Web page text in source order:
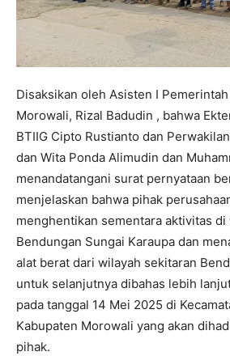
Disaksikan oleh Asisten I
Morowali, Rizal Badudin , bahwa
BTIIG Cipto Rustianto dan
dan Wita Ponda Alimudin dan
menandatangani surat pernyataan
menjelaskan bahwa pihak
menghentikan sementara aktivitas
Bendungan Sungai Karaupa dan
alat berat dari wilayah sekitaran
untuk selanjutnya dibahas lebih
pada tanggal 14 Mei 2025 di
Kabupaten Morowali yang akan
pihak.